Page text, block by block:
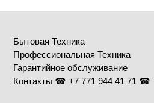
Бытовая Техника
Профессиональная Техника
Гарантийное обслуживание
Контакты ☎ +7 771 944 41 71 ☎